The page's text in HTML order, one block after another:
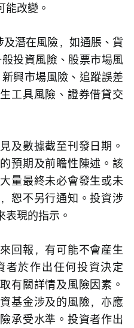
改變。
潛在風險，如通脹、貨
投資風險、股票市場風
興市場風險、追蹤誤差
工具風險、證券借貸交
及數據截至刊發日期。
預期及前瞻性陳述。該
量最終未必會發生或未
恕不另行通知。投資涉
現的指示。
回報，有可能不會産生
者於作出任何投資決定
有關詳情及風險因素。
基金涉及的風險，亦應
承受水準。投資者作出